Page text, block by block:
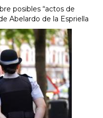
posibles “actos de
Abelardo de la Espriella